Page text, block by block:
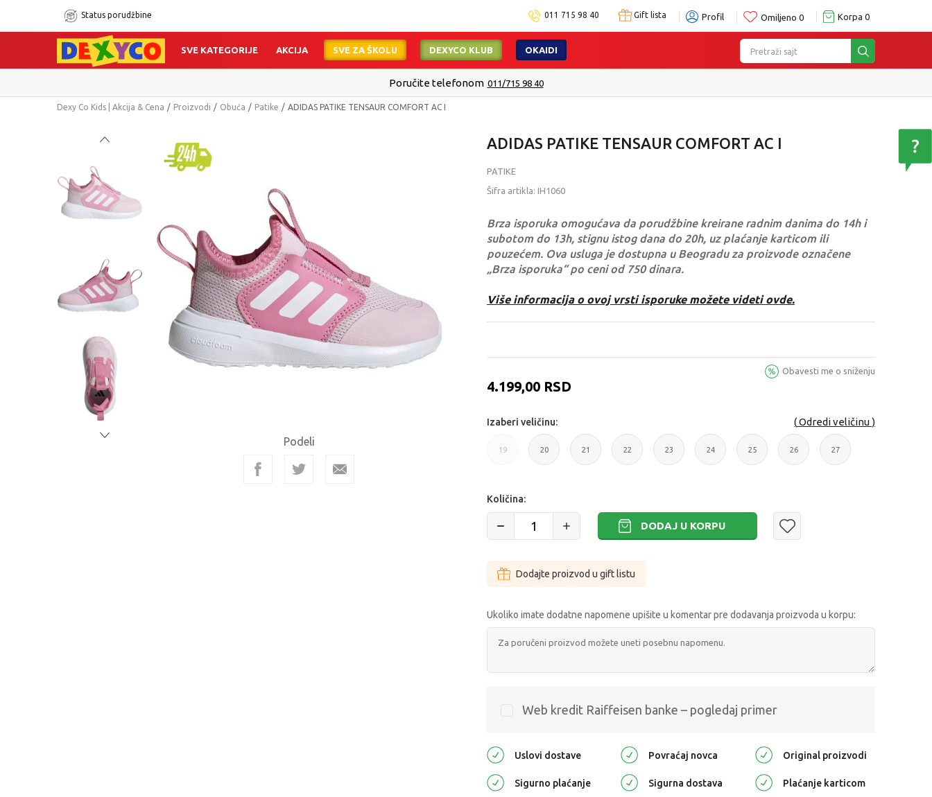
Status porudžbine 011 715 98 40 Gift lista Profil Omiljeno 0 Korpa 0
Pretraži sajt
SVE KATEGORIJE AKCIJA SVE ZA ŠKOLU DEXYCO KLUB OKAIDI
Poručite telefonom 011/715 98 40
Dexy Co Kids | Akcija & Cena Proizvodi Obuća Patike ADIDAS PATIKE TENSAUR COMFORT AC I
Podeli
ADIDAS PATIKE TENSAUR COMFORT AC I
PATIKE
Šifra artikla: IH1060
Brza isporuka omogućava da porudžbine kreirane radnim danima do 14h i
subotom do 13h, stignu istog dana do 20h, uz plaćanje karticom ili
pouzećem. Ova usluga je dostupna u Beogradu za proizvode označene
„Brza isporuka“ po ceni od 750 dinara.
Više informacija o ovoj vrsti isporuke možete videti ovde.
4.199,00 RSD
Obavesti me o sniženju
Odredi veličinu
Izaberi veličinu:
19 20 21 22 23 24 25 26 27
Količina:
DODAJ U KORPU
Dodajte proizvod u gift listu
Ukoliko imate dodatne napomene upišite u komentar pre dodavanja proizvoda u korpu:
Web kredit Raiffeisen banke – pogledaj primer
Uslovi dostave Povraćaj novca Original proizvodi
Sigurno plaćanje Sigurna dostava Plaćanje karticom